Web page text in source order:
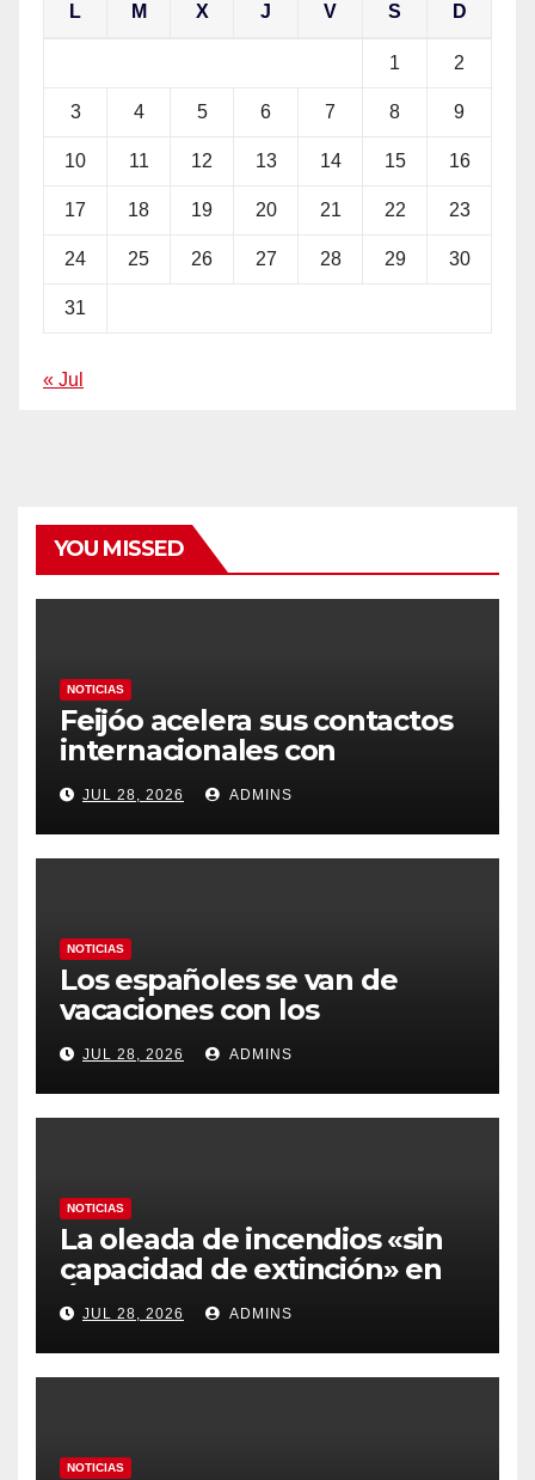
L M X J V S D
1 2
3 4 5 6 7 8 9
10 11 12 13 14 15 16
17 18 19 20 21 22 23
24 25 26 27 28 29 30
31
« Jul
YOU MISSED
NOTICIAS
Feijóo acelera sus contactos
internacionales con
Latinoamérica como socio
prioritario en su agenda de
gobierno
JUL 28, 2026 ADMINS
NOTICIAS
Los españoles se van de
vacaciones con los
carburantes hasta un 21%
más caros que el año pasado
y los hoteles disparados
JUL 28, 2026 ADMINS
NOTICIAS
La oleada de incendios «sin
capacidad de extinción» en
Ávila y al oeste de Madrid
obliga a declarar la
emergencia nacional
JUL 28, 2026 ADMINS
NOTICIAS